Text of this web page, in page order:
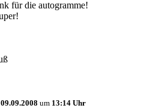
für die autogramme!
09.09.2008 um 13:14 Uhr